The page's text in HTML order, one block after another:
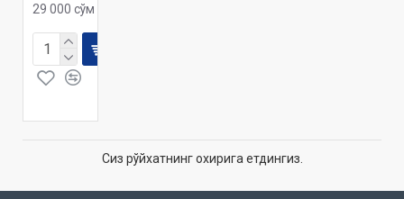
29 000 сўм
Сиз рўйхатнинг охирига етдингиз.